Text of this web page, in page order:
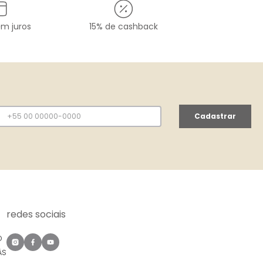
juros 15% de cashback
Cadastrar
redes sociais